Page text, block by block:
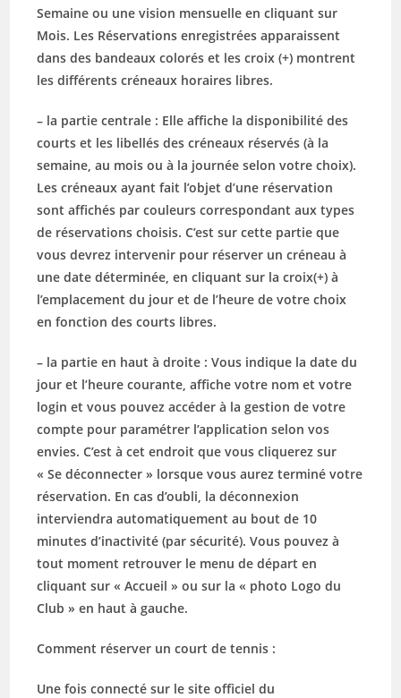
Semaine ou une vision mensuelle en cliquant sur
Mois. Les Réservations enregistrées apparaissent
dans des bandeaux colorés et les croix (+) montrent
les différents créneaux horaires libres.
– la partie centrale : Elle affiche la disponibilité des
courts et les libellés des créneaux réservés (à la
semaine, au mois ou à la journée selon votre choix).
Les créneaux ayant fait l’objet d’une réservation
sont affichés par couleurs correspondant aux types
de réservations choisis. C’est sur cette partie que
vous devrez intervenir pour réserver un créneau à
une date déterminée, en cliquant sur la croix(+) à
l’emplacement du jour et de l’heure de votre choix
en fonction des courts libres.
– la partie en haut à droite : Vous indique la date du
jour et l’heure courante, affiche votre nom et votre
login et vous pouvez accéder à la gestion de votre
compte pour paramétrer l’application selon vos
envies. C’est à cet endroit que vous cliquerez sur
« Se déconnecter » lorsque vous aurez terminé votre
réservation. En cas d’oubli, la déconnexion
interviendra automatiquement au bout de 10
minutes d’inactivité (par sécurité). Vous pouvez à
tout moment retrouver le menu de départ en
cliquant sur « Accueil » ou sur la « photo Logo du
Club » en haut à gauche.
Comment réserver un court de tennis :
Une fois connecté sur le site officiel du